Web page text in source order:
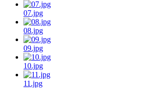
07.jpg
08.jpg
09.jpg
10.jpg
11.jpg